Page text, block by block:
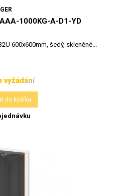
1000KG-A-D1-YD
600x600mm, šedý, skleněné...
Cena
vyžádání
do košíku